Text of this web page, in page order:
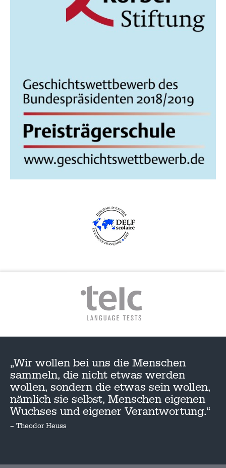
„Wir wollen bei uns die Menschen
sammeln, die nicht etwas werden
wollen, sondern die etwas sein wollen,
nämlich sie selbst, Menschen eigenen
Wuchses und eigener Verantwortung.“
– Theodor Heuss